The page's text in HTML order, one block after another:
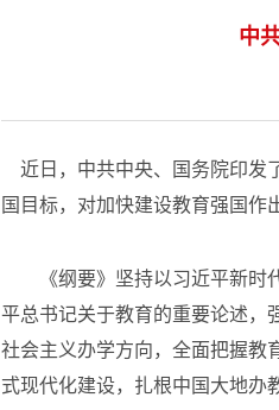
中
近日，中共中央、国务院印发
国目标，对加快建设教育强国作
《纲要》坚持以习近平新时代
平总书记关于教育的重要论述，
社会主义办学方向，全面把握教
式现代化建设，扎根中国大地办